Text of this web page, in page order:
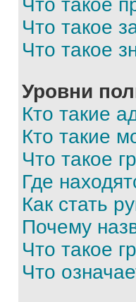
Что такое
Что такое
Что такое
Уровни
Кто такие
Кто такие
Что такое
Где
Как стать
Почему
Что такое
Что